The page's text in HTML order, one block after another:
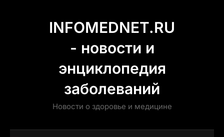
INFOMEDNET.RU
- новости и
энциклопедия
заболеваний
Новости о здоровье и медицине